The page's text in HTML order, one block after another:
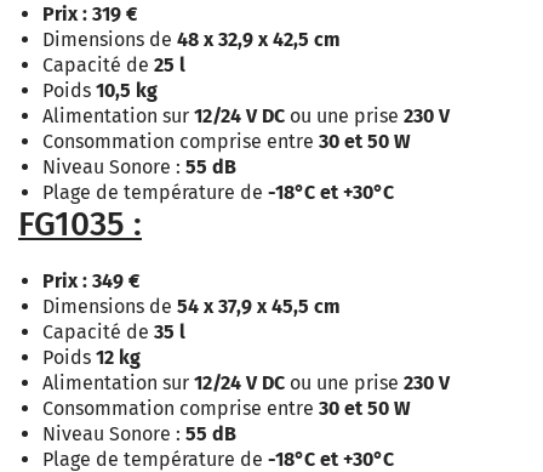
Prix : 319 €
Dimensions de 48 x 32,9 x 42,5 cm
Capacité de 25 l
Poids 10,5 kg
Alimentation sur 12/24 V DC ou une prise 230 V
Consommation comprise entre 30 et 50 W
Niveau Sonore : 55 dB
Plage de température de -18°C et +30°C
FG1035 :
Prix : 349 €
Dimensions de 54 x 37,9 x 45,5 cm
Capacité de 35 l
Poids 12 kg
Alimentation sur 12/24 V DC ou une prise 230 V
Consommation comprise entre 30 et 50 W
Niveau Sonore : 55 dB
Plage de température de -18°C et +30°C